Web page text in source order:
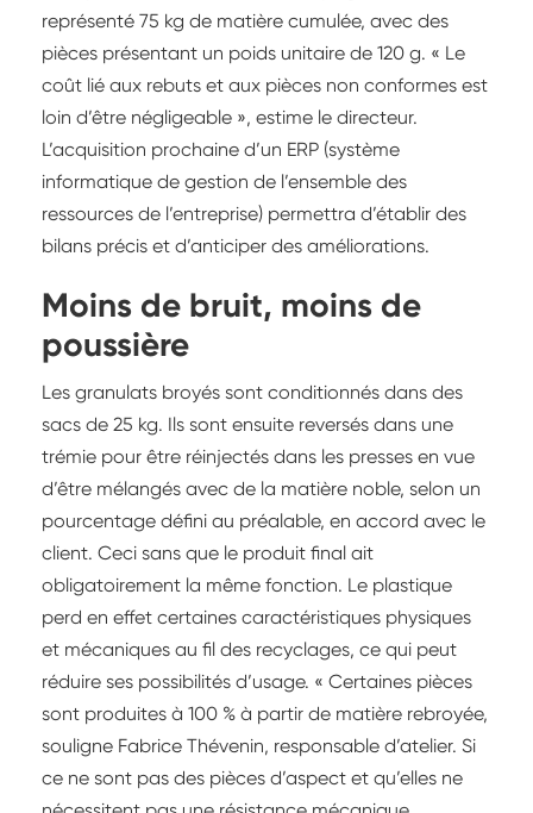
représenté 75 kg de matière cumulée, avec des
pièces présentant un poids unitaire de 120 g. « Le
coût lié aux rebuts et aux pièces non conformes est
loin d’être négligeable », estime le directeur.
L’acquisition prochaine d’un ERP (système
informatique de gestion de l’ensemble des
ressources de l’entreprise) permettra d’établir des
bilans précis et d’anticiper des améliorations.
Moins de bruit, moins de
poussière
Les granulats broyés sont conditionnés dans des
sacs de 25 kg. Ils sont ensuite reversés dans une
trémie pour être réinjectés dans les presses en vue
d’être mélangés avec de la matière noble, selon un
pourcentage défini au préalable, en accord avec le
client. Ceci sans que le produit final ait
obligatoirement la même fonction. Le plastique
perd en effet certaines caractéristiques physiques
et mécaniques au fil des recyclages, ce qui peut
réduire ses possibilités d’usage. « Certaines pièces
sont produites à 100 % à partir de matière rebroyée,
souligne Fabrice Thévenin, responsable d’atelier. Si
ce ne sont pas des pièces d’aspect et qu’elles ne